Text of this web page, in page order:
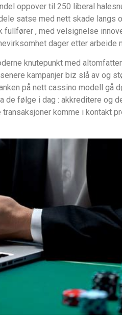
oppover til 250 liberal
satse med nett skade
fullfører , med velsignelse
dager etter arbeide
knutepunkt med
kampanjer biz slå av
på nett cassino modell
de følge i dag : akkreditere
komme i kontakt